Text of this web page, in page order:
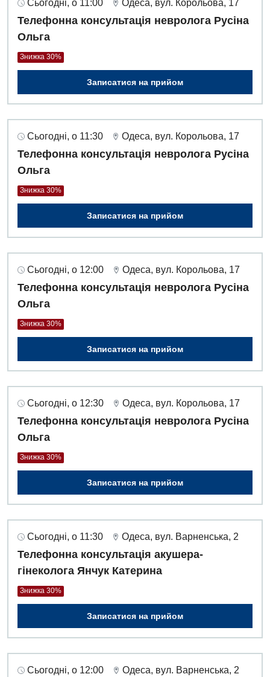
Алергологія, імунологія
Андрологія
Безоплатні послуги
Відділення інтенсивної терапії
Відділення кардіосудинної патології та неврології
Відділення невідкладних станів
Гінекологічне відділення
Денний стаціонар
Дерматовенерологія
Дієтологія
Ендокринологія
Кардіологія
Мамологія
Медична психологія
Неврологія
Онкологічне відділлення
Оториноларингологія
Офтальмологічне відділення
Педіатричне відділення
Проктологія
Пульмонологія
Судинна хірургія
Терапевтичне відділення
Травматологічне відділення
Урологічне відділення
Хірургічне відділення
Сьогодні, о 11:00 Одеса, вул. Корольова, 17
Телефонна консультація невролога Русіна
Ольга
Знижка 30%
Записатися на прийом
Сьогодні, о 11:30 Одеса, вул. Корольова, 17
Телефонна консультація невролога Русіна
Ольга
Знижка 30%
Записатися на прийом
Сьогодні, о 12:00 Одеса, вул. Корольова, 17
Телефонна консультація невролога Русіна
Ольга
Знижка 30%
Записатися на прийом
Сьогодні, о 12:30 Одеса, вул. Корольова, 17
Телефонна консультація невролога Русіна
Ольга
Знижка 30%
Записатися на прийом
Сьогодні, о 11:30 Одеса, вул. Варненська, 2
Телефонна консультація акушера-
гінеколога Янчук Катерина
Знижка 30%
Записатися на прийом
Сьогодні, о 12:00 Одеса, вул. Варненська, 2